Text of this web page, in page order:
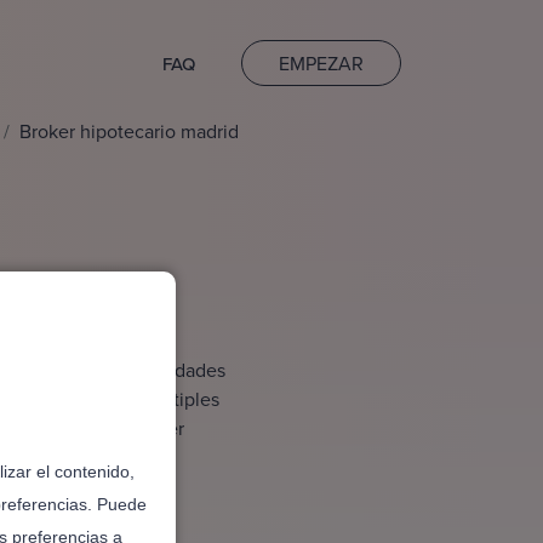
el contenido,
Puede
preferencias a
FAQ EMPEZAR
Broker hipotecario madrid
y distintas entidades
y acceso a múltiples
Contratar un broker